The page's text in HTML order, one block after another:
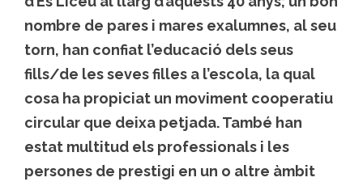
nombre de pares i mares exalumnes, al seu
torn, han confiat l’educació dels seus
fills/de les seves filles a l’escola, la qual
cosa ha propiciat un moviment cooperatiu
circular que deixa petjada. També han
estat multitud els professionals i les
persones de prestigi en un o altre àmbit